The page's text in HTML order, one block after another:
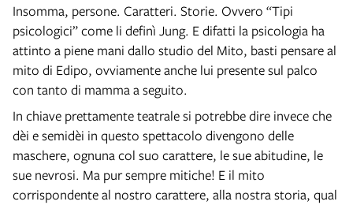
Insomma, persone. Caratteri. Storie. Ovvero “Tipi
psicologici” come li definì Jung. E difatti la psicologia ha
attinto a piene mani dallo studio del Mito, basti pensare al
mito di Edipo, ovviamente anche lui presente sul palco
con tanto di mamma a seguito.
In chiave prettamente teatrale si potrebbe dire invece che
dèi e semidèi in questo spettacolo divengono delle
maschere, ognuna col suo carattere, le sue abitudine, le
sue nevrosi. Ma pur sempre mitiche! E il mito
corrispondente al nostro carattere, alla nostra storia, qual